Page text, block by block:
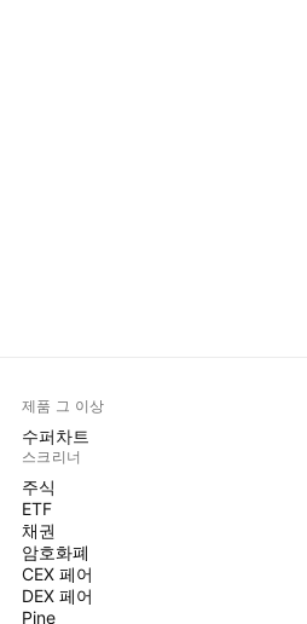
제품 그 이상
수퍼차트
스크리너
주식
ETF
채권
암호화폐
CEX 페어
DEX 페어
Pine